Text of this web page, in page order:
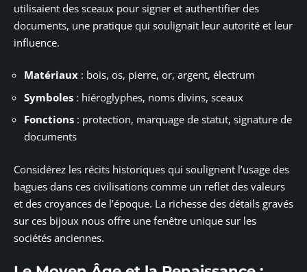
utilisaient des sceaux pour signer et authentifier des
documents, une pratique qui soulignait leur autorité et leur
influence.
Matériaux : bois, os, pierre, or, argent, électrum
Symboles : hiéroglyphes, noms divins, sceaux
Fonctions : protection, marquage de statut, signature de
documents
Considérez les récits historiques qui soulignent l’usage des
bagues dans ces civilisations comme un reflet des valeurs
et des croyances de l’époque. La richesse des détails gravés
sur ces bijoux nous offre une fenêtre unique sur les
sociétés anciennes.